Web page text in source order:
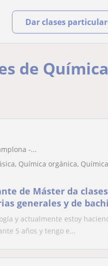
Dar clases
de
-...
Química orgánica,
de Máster da
generales y de
(matemáticas,
y actualmente estoy
5 años y tengo e...